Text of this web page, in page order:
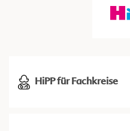
HiPP für Fachkreise